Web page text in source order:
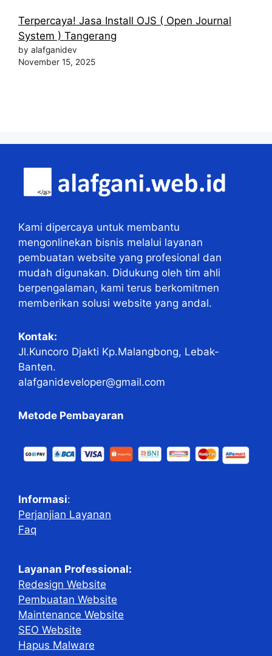
Terpercaya! Jasa Install OJS ( Open Journal
System ) Tangerang
by alafganidev
November 15, 2025
Kami dipercaya untuk membantu
mengonlinekan bisnis melalui layanan
pembuatan website yang profesional dan
mudah digunakan. Didukung oleh tim ahli
berpengalaman, kami terus berkomitmen
memberikan solusi website yang andal.
Kontak:
Jl.Kuncoro Djakti Kp.Malangbong, Lebak-
Banten.
alafganideveloper@gmail.com
Metode Pembayaran
Informasi:
Perjanjian Layanan
Faq
Layanan Professional:
Redesign Website
Pembuatan Website
Maintenance Website
SEO Website
Hapus Malware